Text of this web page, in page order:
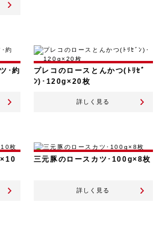
･約
プレコのロースとんかつ(ﾄﾘｾﾞ
ﾝ)･120g×20枚
詳しく見る
三元豚のロースカツ･100g×8枚
詳しく見る